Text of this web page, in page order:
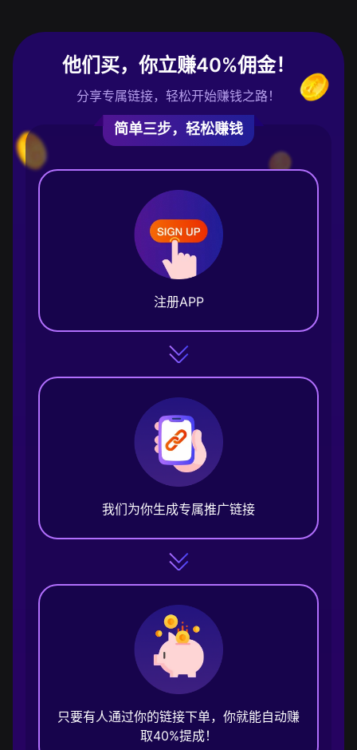
他们买，你立赚40%佣金！
分享专属链接，轻松开始赚钱之路！
简单三步，轻松赚钱
注册APP
我们为你生成专属推广链接
只要有人通过你的链接下单，你就能自动赚
取40%提成！